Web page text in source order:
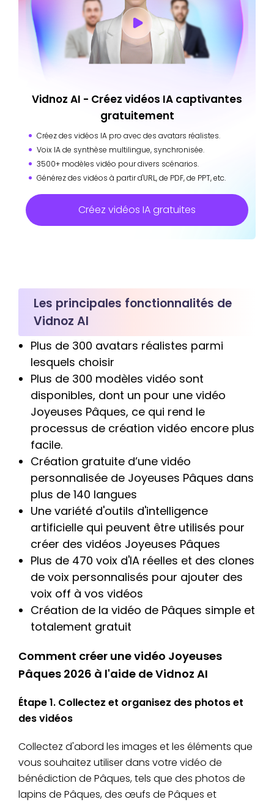
Vidnoz AI - Créez vidéos IA captivantes
gratuitement
Créez des vidéos IA pro avec des avatars réalistes.
Voix IA de synthèse multilingue, synchronisée.
3500+ modèles vidéo pour divers scénarios.
Générez des vidéos à partir d'URL, de PDF, de PPT, etc.
Créez vidéos IA gratuites
Les principales fonctionnalités de
Vidnoz AI
Plus de 300 avatars réalistes parmi
lesquels choisir
Plus de 300 modèles vidéo sont
disponibles, dont un pour une vidéo
Joyeuses Pâques, ce qui rend le
processus de création vidéo encore plus
facile.
Création gratuite d’une vidéo
personnalisée de Joyeuses Pâques dans
plus de 140 langues
Une variété d'outils d'intelligence
artificielle qui peuvent être utilisés pour
créer des vidéos Joyeuses Pâques
Plus de 470 voix d'IA réelles et des clones
de voix personnalisés pour ajouter des
voix off à vos vidéos
Création de la vidéo de Pâques simple et
totalement gratuit
Comment créer une vidéo Joyeuses
Pâques 2026 à l'aide de Vidnoz AI
Étape 1. Collectez et organisez des photos et
des vidéos
Collectez d'abord les images et les éléments que
vous souhaitez utiliser dans votre vidéo de
bénédiction de Pâques, tels que des photos de
lapins de Pâques, des œufs de Pâques et